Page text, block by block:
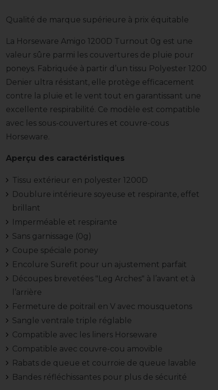
Qualité de marque supérieure à prix équitable
La Horseware Amigo 1200D Turnout 0g est une
valeur sûre parmi les couvertures de pluie pour
poneys. Fabriquée à partir d’un tissu Polyester 1200
Denier ultra résistant, elle protège efficacement
contre la pluie et le vent tout en garantissant une
excellente respirabilité. Ce modèle est compatible
avec les sous-couvertures et couvre-cous
Horseware.
Aperçu des caractéristiques
Tissu extérieur en polyester 1200D
Doublure intérieure soyeuse et respirante, effet
brillant
Imperméable et respirante
Sans garnissage (0g)
Coupe spéciale poney
Encolure Surefit pour un ajustement parfait
Découpes brevetées "Leg Arches" à l’avant et à
l’arrière
Fermeture de poitrail en V avec mousquetons
Sangle ventrale triple réglable
Compatible avec les liners Horseware
Compatible avec couvre-cou amovible
Rabats de queue et courroie de queue lavable
Bandes réfléchissantes pour plus de sécurité